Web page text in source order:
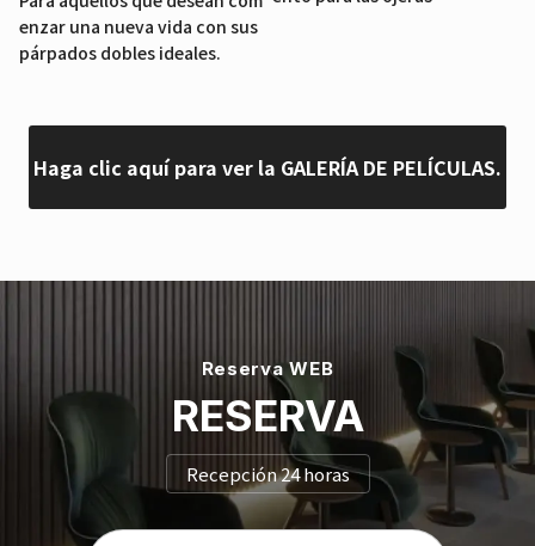
enzar una nueva vida con sus
párpados dobles ideales.
Haga clic aquí para ver la GALERÍA DE PELÍCULAS.
Reserva WEB
RESERVA
Recepción 24 horas